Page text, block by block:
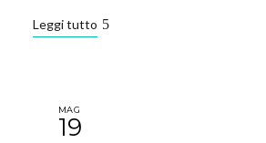
Leggi tutto
MAG
19